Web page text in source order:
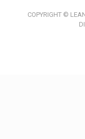
COPYRIGHT ©